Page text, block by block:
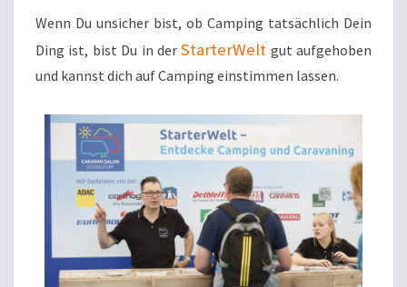
Wenn Du unsicher bist, ob Camping tatsächlich Dein
Ding ist, bist Du in derStarterWelt gut aufgehoben
und kannst dich auf Camping einstimmen lassen.